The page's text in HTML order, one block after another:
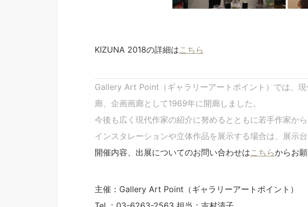
KIZUNA 2018の詳細はこちら
Gallery Art Point（ギャラリーアートポイント）では、
廊、企画画廊として1969年に開廊しました。
今後も広く現代作家の紹介に努めるとともに若手作家か
インスタレーションや立体作品を展示する場合は、展示台
開催内容、出展についてのお問い合わせはこちらからお願
主催：Gallery Art Point（ギャラリーアートポイント）